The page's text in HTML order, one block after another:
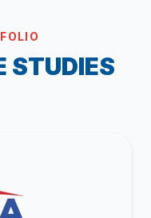
STUDIES